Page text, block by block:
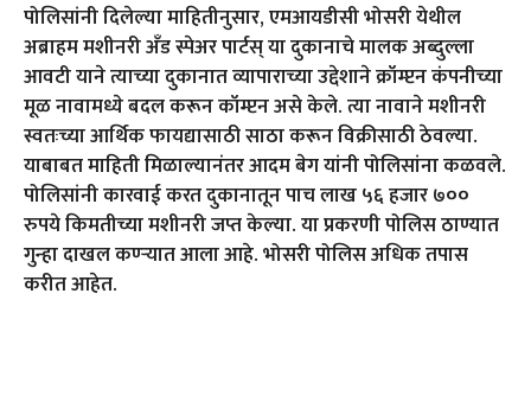
पोलिसांनी दिलेल्या माहितीनुसार, एमआयडीसी भोसरी येथील
अब्राहम मशीनरी अँड स्पेअर पार्टस् या दुकानाचे मालक अब्दुल्ला
आवटी याने त्याच्या दुकानात व्यापाराच्या उद्देशाने क्रॉम्प्टन कंपनीच्या
मूळ नावामध्ये बदल करून कॉम्प्टन असे केले. त्या नावाने मशीनरी
स्वतःच्या आर्थिक फायद्यासाठी साठा करून विक्रीसाठी ठेवल्या.
याबाबत माहिती मिळाल्यानंतर आदम बेग यांनी पोलिसांना कळवले.
पोलिसांनी कारवाई करत दुकानातून पाच लाख ५६ हजार ७००
रुपये किमतीच्या मशीनरी जप्त केल्या. या प्रकरणी पोलिस ठाण्यात
गुन्हा दाखल कण्ऱ्यात आला आहे. भोसरी पोलिस अधिक तपास
करीत आहेत.